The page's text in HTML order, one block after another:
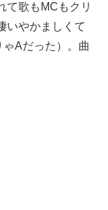
て歌もMCもクリ
いやかましくて
ゃAだった）。曲